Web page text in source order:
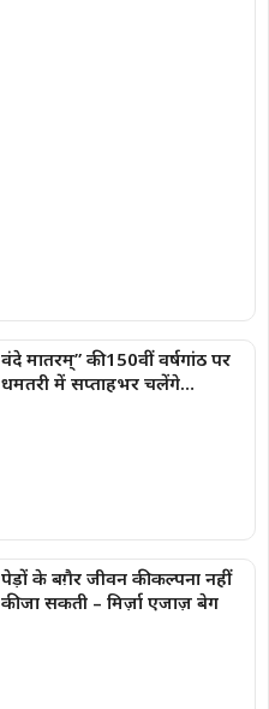
वंदे मातरम्” की 150वीं वर्षगांठ पर
धमतरी में सप्ताहभर चलेंगे
पेड़ों के बग़ैर जीवन की कल्पना नहीं
की जा सकती – मिर्ज़ा एजाज़ बेग